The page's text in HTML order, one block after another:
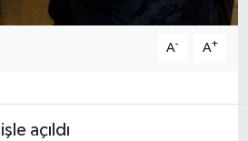
A- A+
açıldı